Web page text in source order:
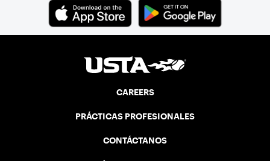
CAREERS
PRÁCTICAS PROFESIONALES
CONTÁCTANOS